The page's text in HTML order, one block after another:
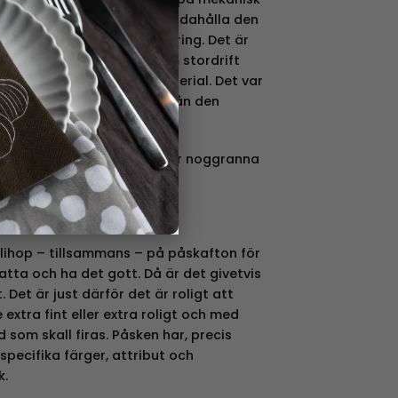
nödvändig för att tillhandahålla den
inom Svensk Järnhantering. Det är
talets första hälft som stordrift
till ett prisvärt material. Det var
togs fram till skillnad från den
plåten.
burkarna vi säljer, vi gör noggranna
– tillsammans – på påskafton för
och ha det gott. Då är det givetvis
Det är just därför det är roligt att
extra fint eller extra roligt och med
skall firas. Påsken har, precis
färger, attribut och